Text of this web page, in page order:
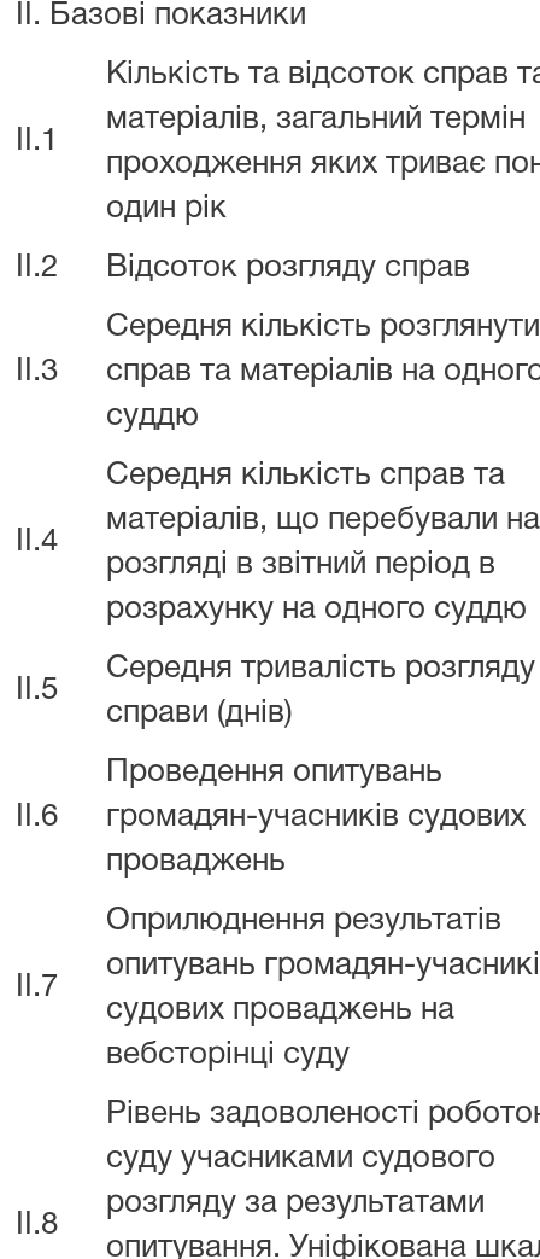
II. Базові показники
II.1
Кількість та відсоток справ
матеріалів, загальний термін
проходження яких триває
один рік
II.2 Відсоток розгляду справ
II.3
Середня кількість
справ та матеріалів на
суддю
II.4
Середня кількість справ та
матеріалів, що перебували на
розгляді в звітний період в
розрахунку на одного суддю
II.5
Середня тривалість розгляду
справи (днів)
II.6
Проведення опитувань
громадян-учасників судових
проваджень
II.7
Оприлюднення результатів
опитувань громадян-
судових проваджень на
вебсторінці суду
II.8
Рівень задоволеності
суду учасниками судового
розгляду за результатами
опитування. Уніфікована